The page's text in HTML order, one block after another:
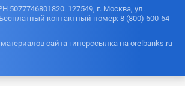
5077746801820. 127549, г. Москва, ул.
контактный номер: 8 (800) 600-64-
сайта гиперссылка на orelbanks.ru